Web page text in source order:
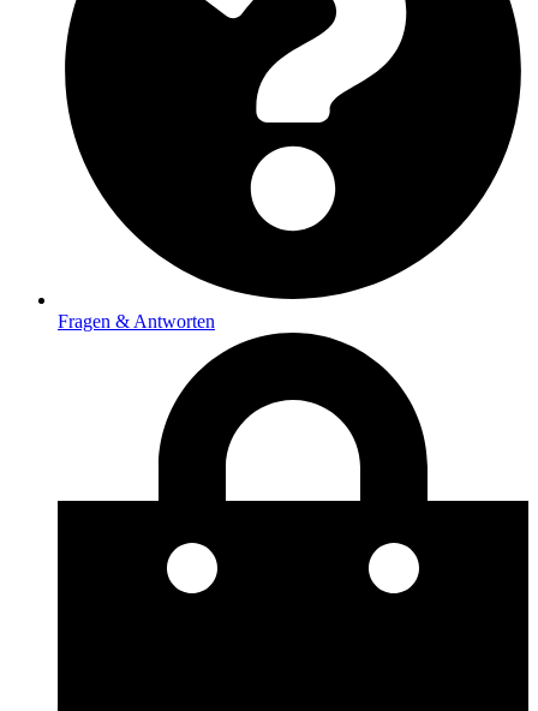
Fragen & Antworten